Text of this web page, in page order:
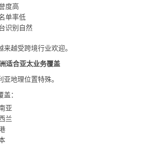
度高
单率低
识别自然
来越受跨境行业欢迎。
适合亚太业务覆盖
亚地理位置特殊。
盖：
亚
兰